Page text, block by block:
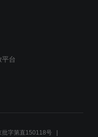
平台
批字第直150118号